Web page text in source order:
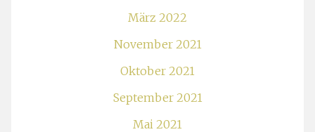
März 2022
November 2021
Oktober 2021
September 2021
Mai 2021